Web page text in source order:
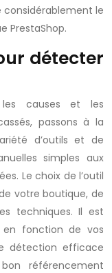
le
PrestaShop.
détecter
les causes et les
passons à la
d’outils et de
simples aux
Le choix de l’outil
votre boutique, de
techniques. Il est
en fonction de vos
détection efficace
référencement